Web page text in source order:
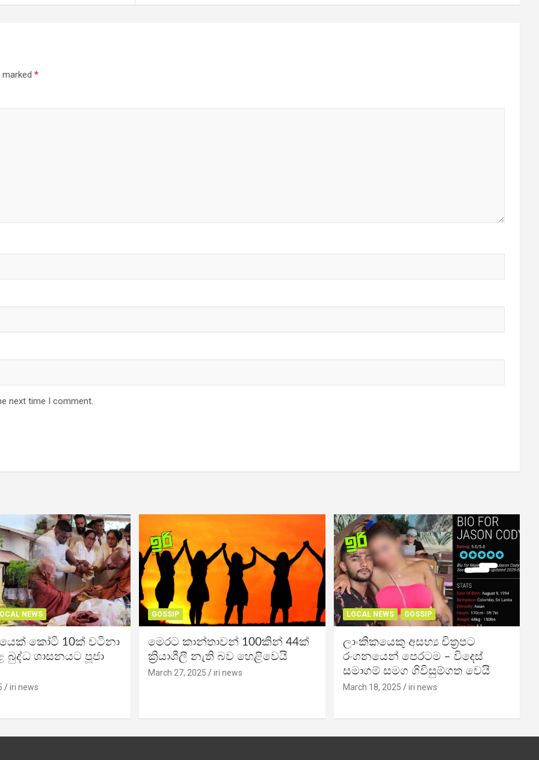
marked *
next time I comment.
NEWS
කෝටි 10ක් වටිනා
බුද්ධ ශාසනයට පූජා
iri news
GOSSIP
මෙරට කාන්තාවන් 100කින් 44ක්
ක්‍රියාශීලී නැති බව හෙළිවෙයි
March 27, 2025 iri news
LOCAL NEWS GOSSIP
ලාංකිකයෙකු අසභ්‍ය චිත්‍රපට
රංගනයෙන් පෙරටම – විදෙස්
සමාගම් සමග ගිවිසුම්ගත වෙයි
March 18, 2025 iri news